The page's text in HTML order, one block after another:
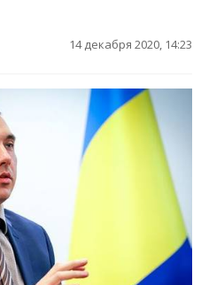
14 декабря 2020, 14:23